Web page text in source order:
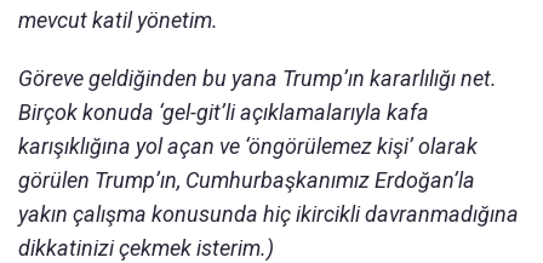
mevcut katil yönetim.
Göreve geldiğinden bu yana Trump’ın kararlılığı net.
Birçok konuda ‘gel-git’li açıklamalarıyla kafa
karışıklığına yol açan ve ‘öngörülemez kişi’ olarak
görülen Trump’ın, Cumhurbaşkanımız Erdoğan’la
yakın çalışma konusunda hiç ikircikli davranmadığına
dikkatinizi çekmek isterim.)